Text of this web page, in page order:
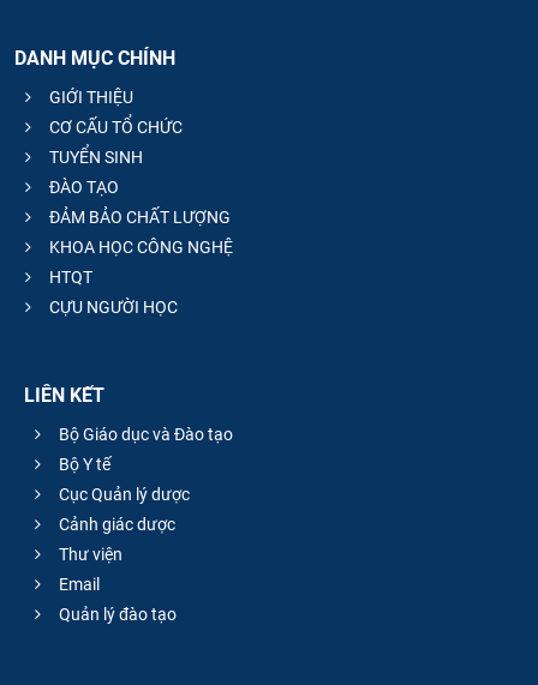
DANH MỤC CHÍNH
GIỚI THIỆU
CƠ CẤU TỔ CHỨC
TUYỂN SINH
ĐÀO TẠO
ĐẢM BẢO CHẤT LƯỢNG
KHOA HỌC CÔNG NGHỆ
HTQT
CỰU NGƯỜI HỌC
LIÊN KẾT
Bộ Giáo dục và Đào tạo
Bộ Y tế
Cục Quản lý dược
Cảnh giác dược
Thư viện
Email
Quản lý đào tạo